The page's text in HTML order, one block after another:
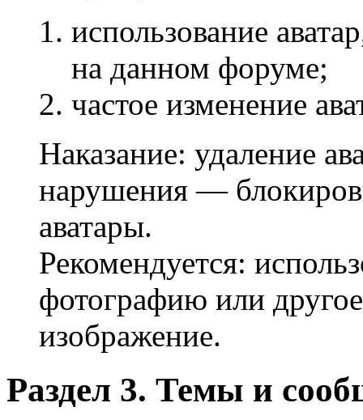
использование
на данном форуме;
частое изменение
Наказание: удаление
нарушения —
аватары.
Рекомендуется:
фотографию или
изображение.
Раздел 3. Темы и